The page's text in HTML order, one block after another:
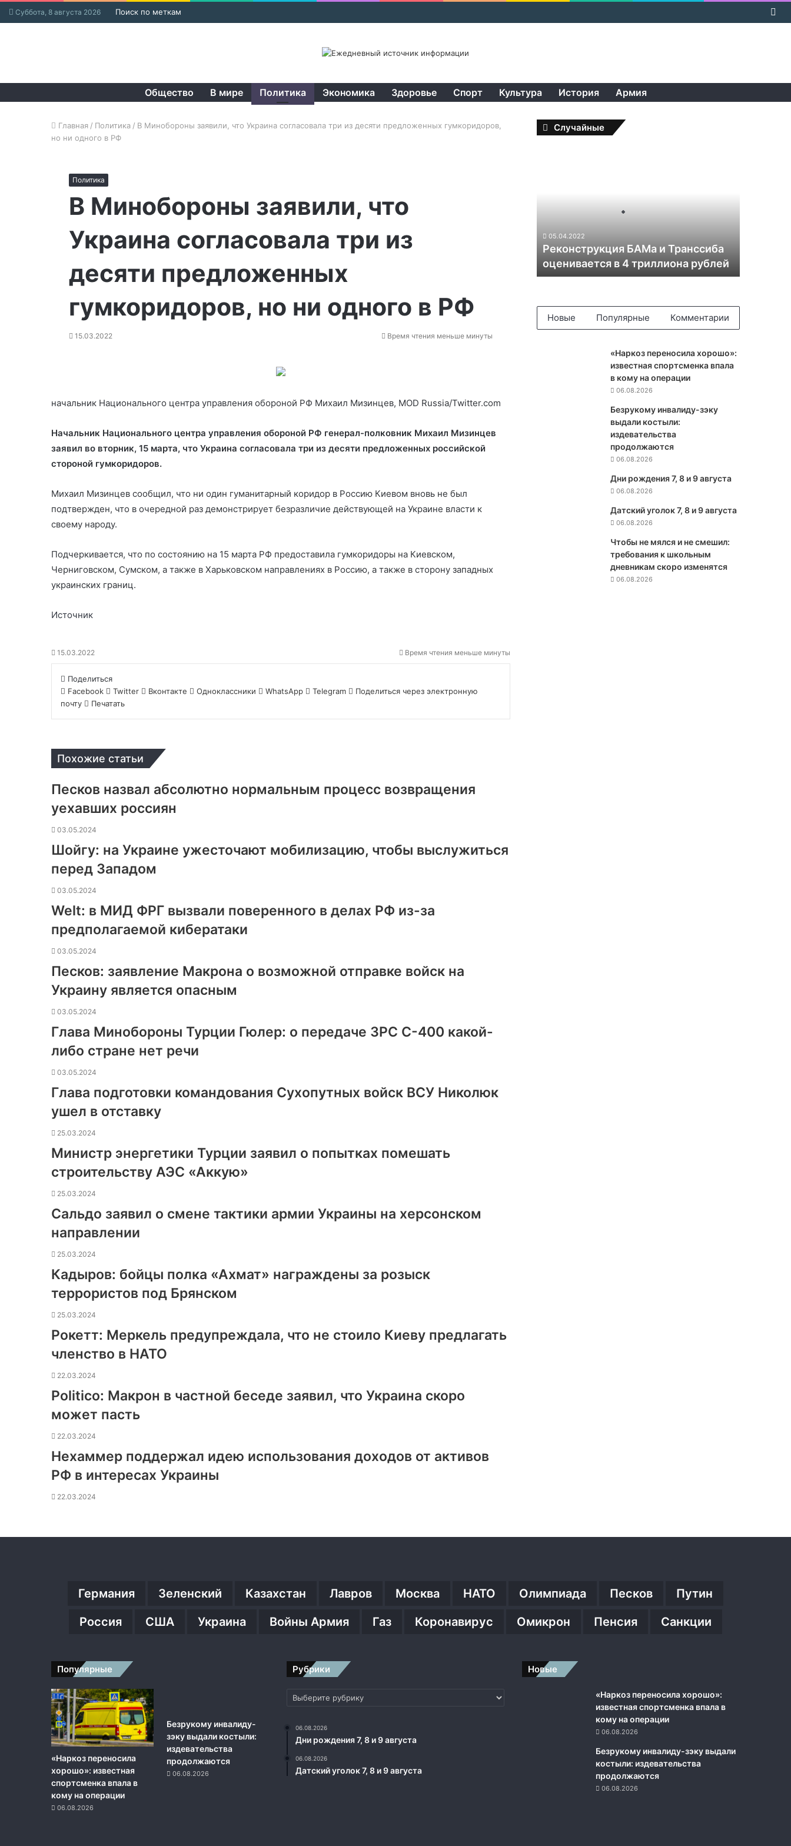
Суббота, 8 августа 2026 Поиск по меткам
Общество В мире Политика Экономика Здоровье Спорт Культура История Армия
Главная / Политика / В Минобороны заявили, что Украина согласовала три из десяти предложенных гумкоридоров,
но ни одного в РФ
Политика
В Минобороны заявили, что
Украина согласовала три из
десяти предложенных
гумкоридоров, но ни одного в РФ
15.03.2022 Время чтения меньше минуты
начальник Национального центра управления обороной РФ Михаил Мизинцев, MOD Russia/Twitter.com
Начальник Национального центра управления обороной РФ генерал-полковник Михаил Мизинцев
заявил во вторник, 15 марта, что Украина согласовала три из десяти предложенных российской
стороной гумкоридоров.
Михаил Мизинцев сообщил, что ни один гуманитарный коридор в Россию Киевом вновь не был
подтвержден, что в очередной раз демонстрирует безразличие действующей на Украине власти к
своему народу.
Подчеркивается, что по состоянию на 15 марта РФ предоставила гумкоридоры на Киевском,
Черниговском, Сумском, а также в Харьковском направлениях в Россию, а также в сторону западных
украинских границ.
Источник
15.03.2022 Время чтения меньше минуты
Поделиться
Facebook
Twitter Вконтакте Одноклассники WhatsApp Telegram
Поделиться через электронную
почту
Печатать
Похожие статьи
Песков назвал абсолютно нормальным процесс возвращения
уехавших россиян
03.05.2024
Шойгу: на Украине ужесточают мобилизацию, чтобы выслужиться
перед Западом
03.05.2024
Welt: в МИД ФРГ вызвали поверенного в делах РФ из-за
предполагаемой кибератаки
03.05.2024
Песков: заявление Макрона о возможной отправке войск на
Украину является опасным
03.05.2024
Глава Минобороны Турции Гюлер: о передаче ЗРС С-400 какой-
либо стране нет речи
03.05.2024
Глава подготовки командования Сухопутных войск ВСУ Николюк
ушел в отставку
25.03.2024
Министр энергетики Турции заявил о попытках помешать
строительству АЭС «Аккую»
25.03.2024
Сальдо заявил о смене тактики армии Украины на херсонском
направлении
25.03.2024
Кадыров: бойцы полка «Ахмат» награждены за розыск
террористов под Брянском
25.03.2024
Рокетт: Меркель предупреждала, что не стоило Киеву предлагать
членство в НАТО
22.03.2024
Politico: Макрон в частной беседе заявил, что Украина скоро
может пасть
22.03.2024
Нехаммер поддержал идею использования доходов от активов
РФ в интересах Украины
22.03.2024
Случайные
ц
05.04.2022
Реконструкция БАМа и Транссиба
оценивается в 4 триллиона рублей
Новые Популярные Комментарии
«Наркоз переносила хорошо»:
известная спортсменка впала
в кому на операции
06.08.2026
Безрукому инвалиду-зэку
выдали костыли:
издевательства
продолжаются
06.08.2026
Дни рождения 7, 8 и 9 августа
06.08.2026
Датский уголок 7, 8 и 9 августа
06.08.2026
Чтобы не мялся и не смешил:
требования к школьным
дневникам скоро изменятся
06.08.2026
Германия Зеленский Казахстан Лавров Москва НАТО Олимпиада Песков
Путин
Россия
США Украина Войны Армия Газ Коронавирус Омикрон Пенсия Санкции
Популярные
«Наркоз переносила
хорошо»: известная
спортсменка впала в
кому на операции
06.08.2026
Безрукому инвалиду-
зэку выдали костыли:
издевательства
продолжаются
06.08.2026
Рубрики
Рубрики
06.08.2026
Дни рождения 7, 8 и 9 августа
06.08.2026
Датский уголок 7, 8 и 9 августа
Новые
«Наркоз переносила хорошо»:
известная спортсменка впала в
кому на операции
06.08.2026
Безрукому инвалиду-зэку выдали
костыли: издевательства
продолжаются
06.08.2026